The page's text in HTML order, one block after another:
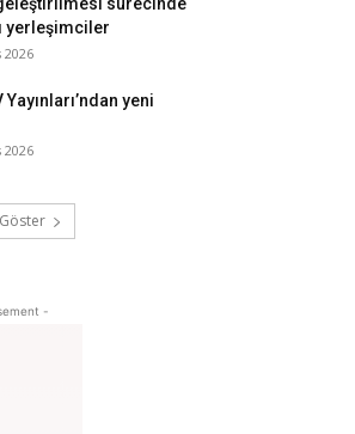
yerleşimciler
2026
Yayınları’ndan yeni
2026
-